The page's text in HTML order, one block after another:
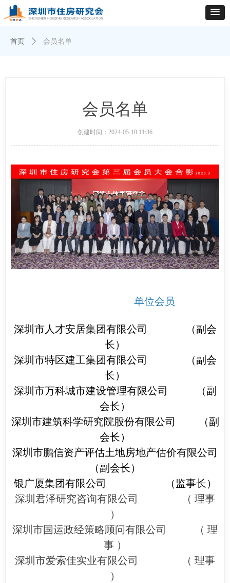
会员名单
单位会员
深圳市人才安居集团有限公司 （副会
长）
深圳市特区建工集团有限公司 （副会
长）
深圳市万科城市建设管理有限公司 （副
会长）
深圳市建筑科学研究院股份有限公司 （副
会长）
深圳市鹏信资产评估土地房地产估价有限公司
（副会长）
银广厦集团有限公司
（监事长）
深圳君泽研究咨询有限公司 （ 理事
）
深圳市国运政经策略顾问有限公司 （ 理
事 ）
深圳市爱索佳实业有限公司 （ 理事
）
创建时间： 2024-05-10 11:36
首页 ꄲ 会员名单